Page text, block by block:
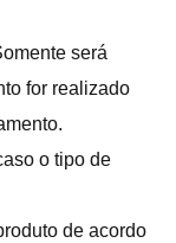
será
for realizado
o tipo de
de acordo